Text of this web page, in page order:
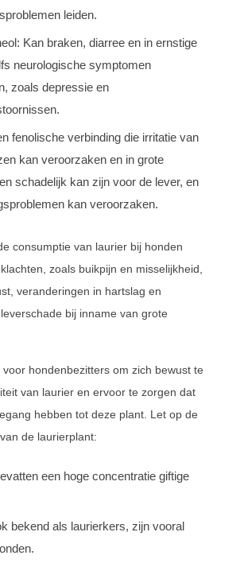
leiden.
Kan braken, diarree en in ernstige
neurologische symptomen
zoals depressie en
fenolische verbinding die irritatie van
kan veroorzaken en in grote
schadelijk kan zijn voor de lever, en
kan veroorzaken.
consumptie van laurier bij honden
zoals buikpijn en misselijkheid,
veranderingen in hartslag en
bij inname van grote
voor hondenbezitters om zich bewust te
van laurier en ervoor te zorgen dat
hebben tot deze plant. Let op de
de laurierplant:
een hoge concentratie giftige
bekend als laurierkers, zijn vooral